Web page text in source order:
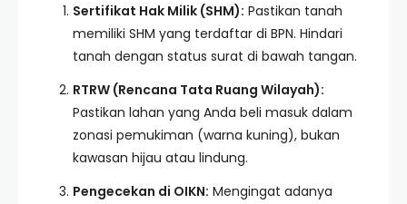
Sertifikat Hak Milik (SHM): Pastikan tanah
memiliki SHM yang terdaftar di BPN. Hindari
tanah dengan status surat di bawah tangan.
RTRW (Rencana Tata Ruang Wilayah):
Pastikan lahan yang Anda beli masuk dalam
zonasi pemukiman (warna kuning), bukan
kawasan hijau atau lindung.
Pengecekan di OIKN: Mengingat adanya